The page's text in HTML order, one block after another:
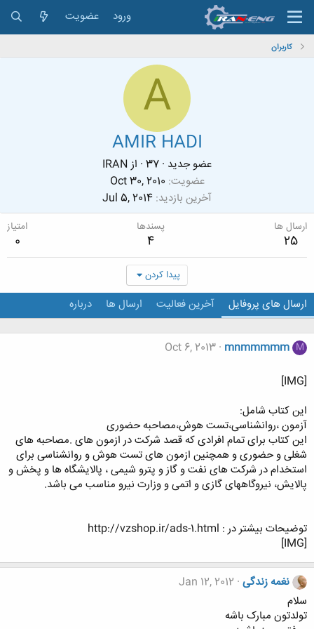
ورود عضویت
کاربران
A
AMIR HADI
عضو جدید ·
· از IRAN
عضویت Oct 30, 2010
آخرین بازدید Jul 5, 2014
ارسال ها
25
پسندها
4
امتیاز
0
پیدا کردن
ارسال های پروفایل آخرین فعالیت ارسال ها درباره
M
mnmmmmm
Oct 6, 2013
[IMG]
این کتاب شامل:
آزمون ،روانشناسی،تست هوش،مصاحبه حضوری
این کتاب برای تمام افرادی که قصد شرکت در ازمون های .مصاحبه های
شغلی و حضوری و همچنین ازمون های تست هوش و روانشناسی برای
استخدام در شرکت های نفت و گاز و پترو شیمی ، پالایشگاه ها و پخش و
پالایش، نیروگاههای گازی و اتمی و وزارت نیرو مناسب می باشد.
توضیحات بیشتر در : http://vzshop.ir/ads-1.html
[IMG]
نغمه زندگی Jan 12, 2012
سلام
تولدتون مبارک باشه